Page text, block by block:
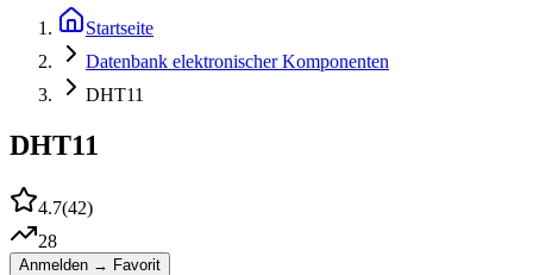
Startseite
Datenbank elektronischer Komponenten
DHT11
DHT11
4.7(42)
28
Anmelden → Favorit